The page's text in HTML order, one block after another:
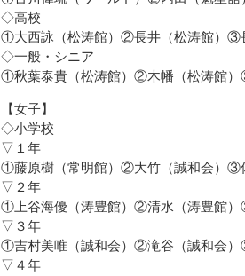
◇高校
①大西詠（松涛館）②長井（松涛館）③
◇一般・シニア
①秋葉泰貴（松涛館）②木幡（松涛館
【女子】
◇小学校
▽１年
①藤原樹（常明館）②大竹（誠和会）③
▽２年
①上谷海優（涛豊館）②清水（涛豊館
▽３年
①吉村美唯（誠和会）②滝谷（誠和会
▽４年